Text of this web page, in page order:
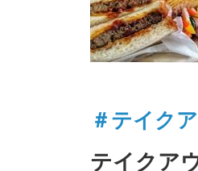
＃テイク
テイクア